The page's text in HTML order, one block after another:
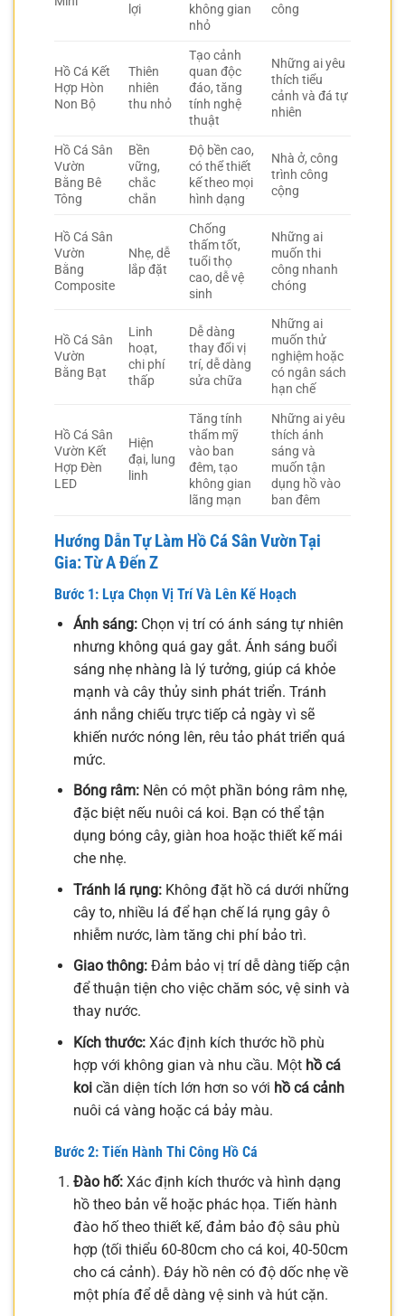
lợi
không gian
nhỏ
công
Hồ Cá Kết
Hợp Hòn
Non Bộ
Thiên
nhiên
thu nhỏ
Tạo cảnh
quan độc
đáo, tăng
tính nghệ
thuật
Những ai yêu
thích tiểu
cảnh và đá tự
nhiên
Hồ Cá Sân
Vườn
Bằng Bê
Tông
Bền
vững,
chắc
chắn
Độ bền cao,
có thể thiết
kế theo mọi
hình dạng
Nhà ở, công
trình công
cộng
Hồ Cá Sân
Vườn
Bằng
Composite
Nhẹ, dễ
lắp đặt
Chống
thấm tốt,
tuổi thọ
cao, dễ vệ
sinh
Những ai
muốn thi
công nhanh
chóng
Hồ Cá Sân
Vườn
Bằng Bạt
Linh
hoạt,
chi phí
thấp
Dễ dàng
thay đổi vị
trí, dễ dàng
sửa chữa
Những ai
muốn thử
nghiệm hoặc
có ngân sách
hạn chế
Hồ Cá Sân
Vườn Kết
Hợp Đèn
LED
Hiện
đại, lung
linh
Tăng tính
thẩm mỹ
vào ban
đêm, tạo
không gian
lãng mạn
Những ai yêu
thích ánh
sáng và
muốn tận
dụng hồ vào
ban đêm
Hướng Dẫn Tự Làm Hồ Cá Sân Vườn Tại
Gia: Từ A Đến Z
Bước 1: Lựa Chọn Vị Trí Và Lên Kế Hoạch
Ánh sáng:Chọn vị trí có ánh sáng tự nhiên
nhưng không quá gay gắt. Ánh sáng buổi
sáng nhẹ nhàng là lý tưởng, giúp cá khỏe
mạnh và cây thủy sinh phát triển. Tránh
ánh nắng chiếu trực tiếp cả ngày vì sẽ
khiến nước nóng lên, rêu tảo phát triển quá
mức.
Bóng râm:Nên có một phần bóng râm nhẹ,
đặc biệt nếu nuôi cá koi. Bạn có thể tận
dụng bóng cây, giàn hoa hoặc thiết kế mái
che nhẹ.
Tránh lá rụng:Không đặt hồ cá dưới những
cây to, nhiều lá để hạn chế lá rụng gây ô
nhiễm nước, làm tăng chi phí bảo trì.
Giao thông:Đảm bảo vị trí dễ dàng tiếp cận
để thuận tiện cho việc chăm sóc, vệ sinh và
thay nước.
Kích thước:Xác định kích thước hồ phù
hợp với không gian và nhu cầu. Một hồ cá
koicần diện tích lớn hơn so với hồ cá cảnh
nuôi cá vàng hoặc cá bảy màu.
Bước 2: Tiến Hành Thi Công Hồ Cá
Đào hố:Xác định kích thước và hình dạng
hồ theo bản vẽ hoặc phác họa. Tiến hành
đào hố theo thiết kế, đảm bảo độ sâu phù
hợp (tối thiểu 60-80cm cho cá koi, 40-50cm
cho cá cảnh). Đáy hồ nên có độ dốc nhẹ về
một phía để dễ dàng vệ sinh và hút cặn.